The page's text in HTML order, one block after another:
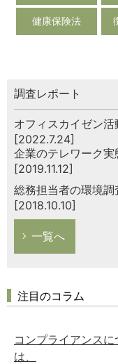
健康保険法
調査レポート
オフィスカイゼン
[2022.7.24]
企業のテレワーク
[2019.11.12]
総務担当者の環境
[2018.10.10]
一覧へ
注目のコラム
コンプライアンス
は、